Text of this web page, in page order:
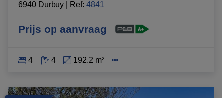
6940 Durbuy Ref: 4841
Prijs op aanvraag
4 4 192.2 m²